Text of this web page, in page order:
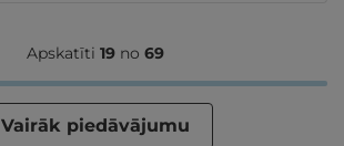
Apskatīti 19 no 69
Vairāk piedāvājumu